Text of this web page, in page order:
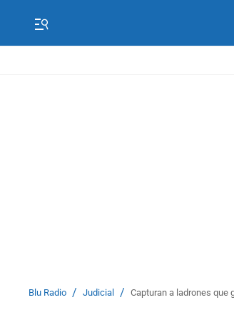
Blu Radio / Judicial / Capturan a ladrones que